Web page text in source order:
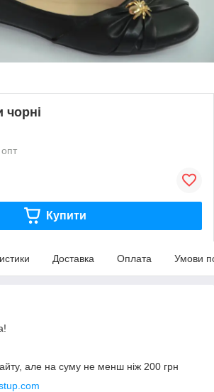
чорні
опт
Купити
Доставка Оплата Умови
але на суму не менш ніж 200 грн